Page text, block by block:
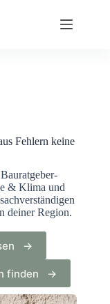
Fehlern keine
& Klima und
deiner Region.
→
finden →